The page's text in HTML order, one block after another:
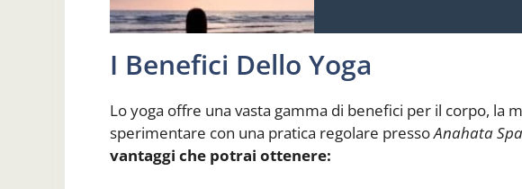
I Benefici Dello Yoga
Lo yoga offre una vasta gamma di benefici per il corpo, la
sperimentare con una pratica regolare pressoAnahata
vantaggi che potrai ottenere: